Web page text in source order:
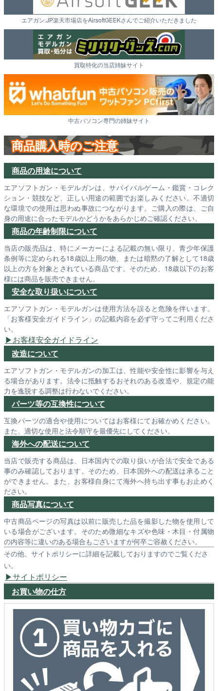
エアガン.JP楽天市場店をAirsoftGEEKさんでご紹介いただきました
買取特化の当店姉妹サイト
中古パソコン専門の姉妹サイト
商品購入時のご注意
商品の用途について
エアソフトガン・モデルガンは、サバイバルゲーム・鑑賞・コレク
ション・競技など、正しい用途の範囲でお楽しみください。不適切
な環境での使用は思わぬ事故につながります。ご購入の際は、ご自
身の用途に合ったモデルかどうかをあらかじめご確認ください。
商品の年齢制限について
当店の販売品は、特にメーカーによる記載の無い限り、青少年保護
条例等に定められる18歳以上用の物、または暗黙の了解として18歳
以上の方を対象とされている商品です。そのため、18歳以下のお客
様には商品を販売できません。
安全な取り扱いについて
エアソフトガン・モデルガンは使用方法を誤ると危険を伴います。
「お客様安全ガイドライン」の記載内容を必ず守ってご利用くださ
い。
お客様安全ガイドライン
改造について
エアソフトガン・モデルガンの加工は、性能や安全性に影響を与え
る場合があります。法令に抵触するおそれのある改造や、規定の能
力を逸脱する調整は行わないでください。
パーツ等の互換性について
互換パーツの適合や使用についてはお客様にてお確かめください。
また、適切な使用と法令順守を最優先にしてください。
海外への配送について
当店で販売する商品は、日本国内での取り扱いが合法で安全である
事のみ確認しております。そのため、日本国外への配送は承ること
ができません。また、お客様自身にて海外へ持ち出す事もお止めく
ださい。
商品写真について
中古商品ページの写真は以前に販売した品を撮影した物を使用して
いる場合がございます。そのため微細なキズや色味・木目・付属物
の内容等に違いのある場合もございますが何卒ご容赦ください。
その他、サイトポリシーに詳細を記載しておりますのでご覧くださ
い。
サイトポリシー
お買い物の仕方